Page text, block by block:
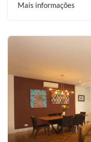
Mais informações